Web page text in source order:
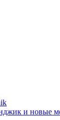
и новые